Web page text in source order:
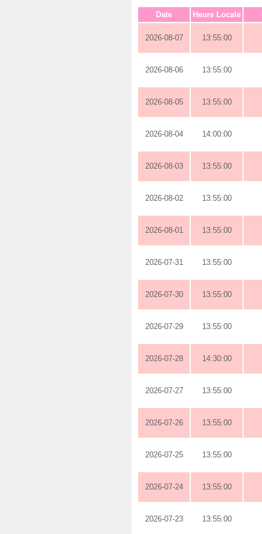
Date Heure Locale
2026-08-07 13:55:00
2026-08-06 13:55:00
2026-08-05 13:55:00
2026-08-04 14:00:00
2026-08-03 13:55:00
2026-08-02 13:55:00
2026-08-01 13:55:00
2026-07-31 13:55:00
2026-07-30 13:55:00
2026-07-29 13:55:00
2026-07-28 14:30:00
2026-07-27 13:55:00
2026-07-26 13:55:00
2026-07-25 13:55:00
2026-07-24 13:55:00
2026-07-23 13:55:00